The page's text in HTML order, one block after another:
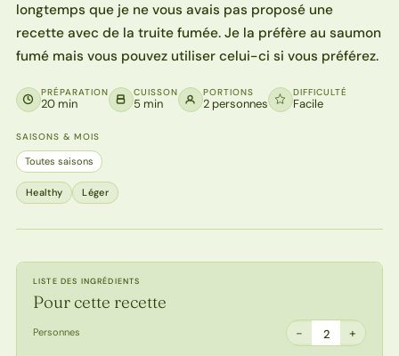
longtemps que je ne vous avais pas proposé une
recette avec de la truite fumée. Je la préfère au saumon
fumé mais vous pouvez utiliser celui-ci si vous préférez.
PRÉPARATION
20 min
CUISSON
5 min
PORTIONS
2 personnes
DIFFICULTÉ
Facile
SAISONS & MOIS
Toutes saisons
Healthy Léger
LISTE DES INGRÉDIENTS
Pour cette recette
Personnes − 2 +